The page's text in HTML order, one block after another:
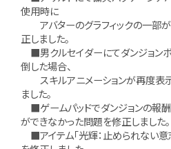
使用時に
アバターのグラフィックの一部
正しました。
■男クルセイダーにてダンジョン
倒した場合、
スキルアニメーションが再度表
ました。
■ゲームパッドでダンジョンの報
ができなかった問題を修正しました。
■アイテム「光輝：止められない意